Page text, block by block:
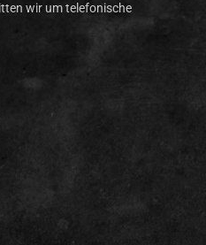
wir um telefonische